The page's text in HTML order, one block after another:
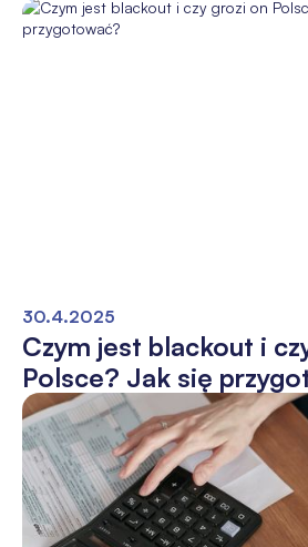
30.4.2025
Czym jest blackout i
Polsce? Jak się